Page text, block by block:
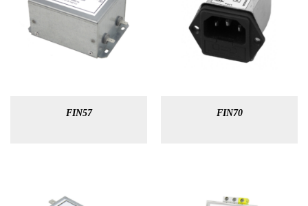
FIN57 FIN70